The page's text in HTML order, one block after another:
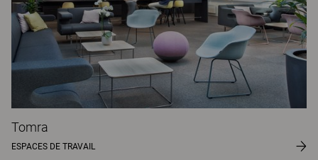
Tomra
ESPACES DE TRAVAIL